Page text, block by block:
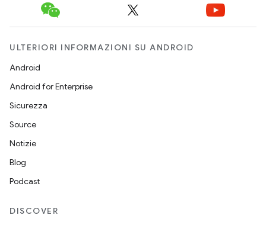
ULTERIORI INFORMAZIONI SU ANDROID
Android
Android for Enterprise
Sicurezza
Source
Notizie
Blog
Podcast
DISCOVER